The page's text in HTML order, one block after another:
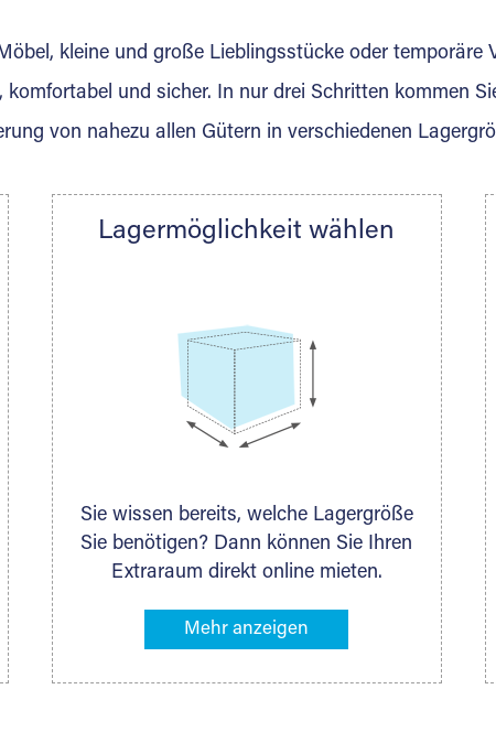
Ihre Nachricht.
kleine und große Lieblingsstücke oder
und sicher. In nur drei Schritten kommen
von nahezu allen Gütern in verschiedenen
Lagermöglichkeit wählen
Sie wissen bereits, welche Lagergröße
Sie benötigen? Dann können Sie Ihren
Extraraum direkt online mieten.
Lagerliste die entsprechenden
möchten – das Volumen wird sofort